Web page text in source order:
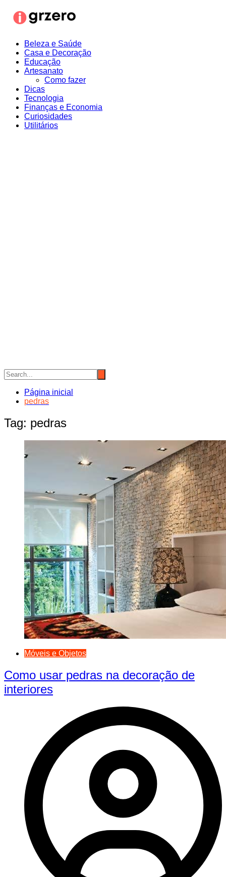
para
Beleza e Saúde
Casa e Decoração
Educação
Artesanato
Como fazer
Dicas
Tecnologia
Finanças e Economia
Curiosidades
Utilitários
Página inicial
pedras
Tag: pedras
Móveis e Objetos
Como usar pedras na decoração de
interiores